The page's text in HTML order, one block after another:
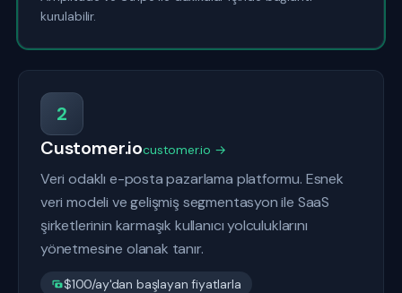
kurulabilir.
2
Customer.iocustomer.io →
Veri odaklı e-posta pazarlama platformu. Esnek
veri modeli ve gelişmiş segmentasyon ile SaaS
şirketlerinin karmaşık kullanıcı yolculuklarını
yönetmesine olanak tanır.
$100/ay'dan başlayan fiyatlarla